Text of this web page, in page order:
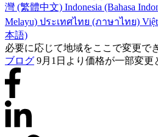
灣 (繁體中文) Indonesia (Bahasa
Melayu) ประเทศไทย (ภาษาไทย)
本語)
必要に応じて地域をここで変更で
ブログ 9月1日より価格が一部変更